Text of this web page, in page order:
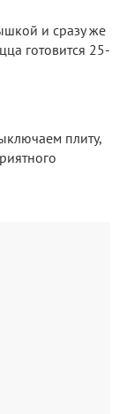
и сразу же
готовится 25-
плиту,